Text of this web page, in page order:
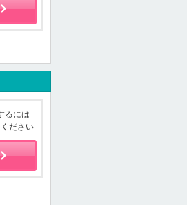
るには
ださい